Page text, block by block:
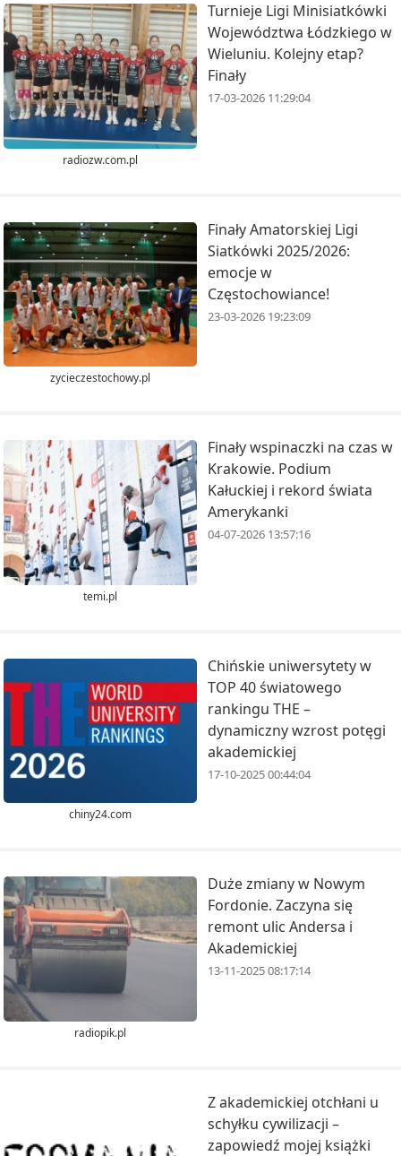
radiozw.com.pl
Turnieje Ligi Minisiatkówki
Województwa Łódzkiego w
Wieluniu. Kolejny etap?
Finały
17-03-2026 11:29:04
zycieczestochowy.pl
Finały Amatorskiej Ligi
Siatkówki 2025/2026:
emocje w
Częstochowiance!
23-03-2026 19:23:09
temi.pl
Finały wspinaczki na czas w
Krakowie. Podium
Kałuckiej i rekord świata
Amerykanki
04-07-2026 13:57:16
chiny24.com
Chińskie uniwersytety w
TOP 40 światowego
rankingu THE –
dynamiczny wzrost potęgi
akademickiej
17-10-2025 00:44:04
radiopik.pl
Duże zmiany w Nowym
Fordonie. Zaczyna się
remont ulic Andersa i
Akademickiej
13-11-2025 08:17:14
Z akademickiej otchłani u
schyłku cywilizacji –
zapowiedź mojej książki